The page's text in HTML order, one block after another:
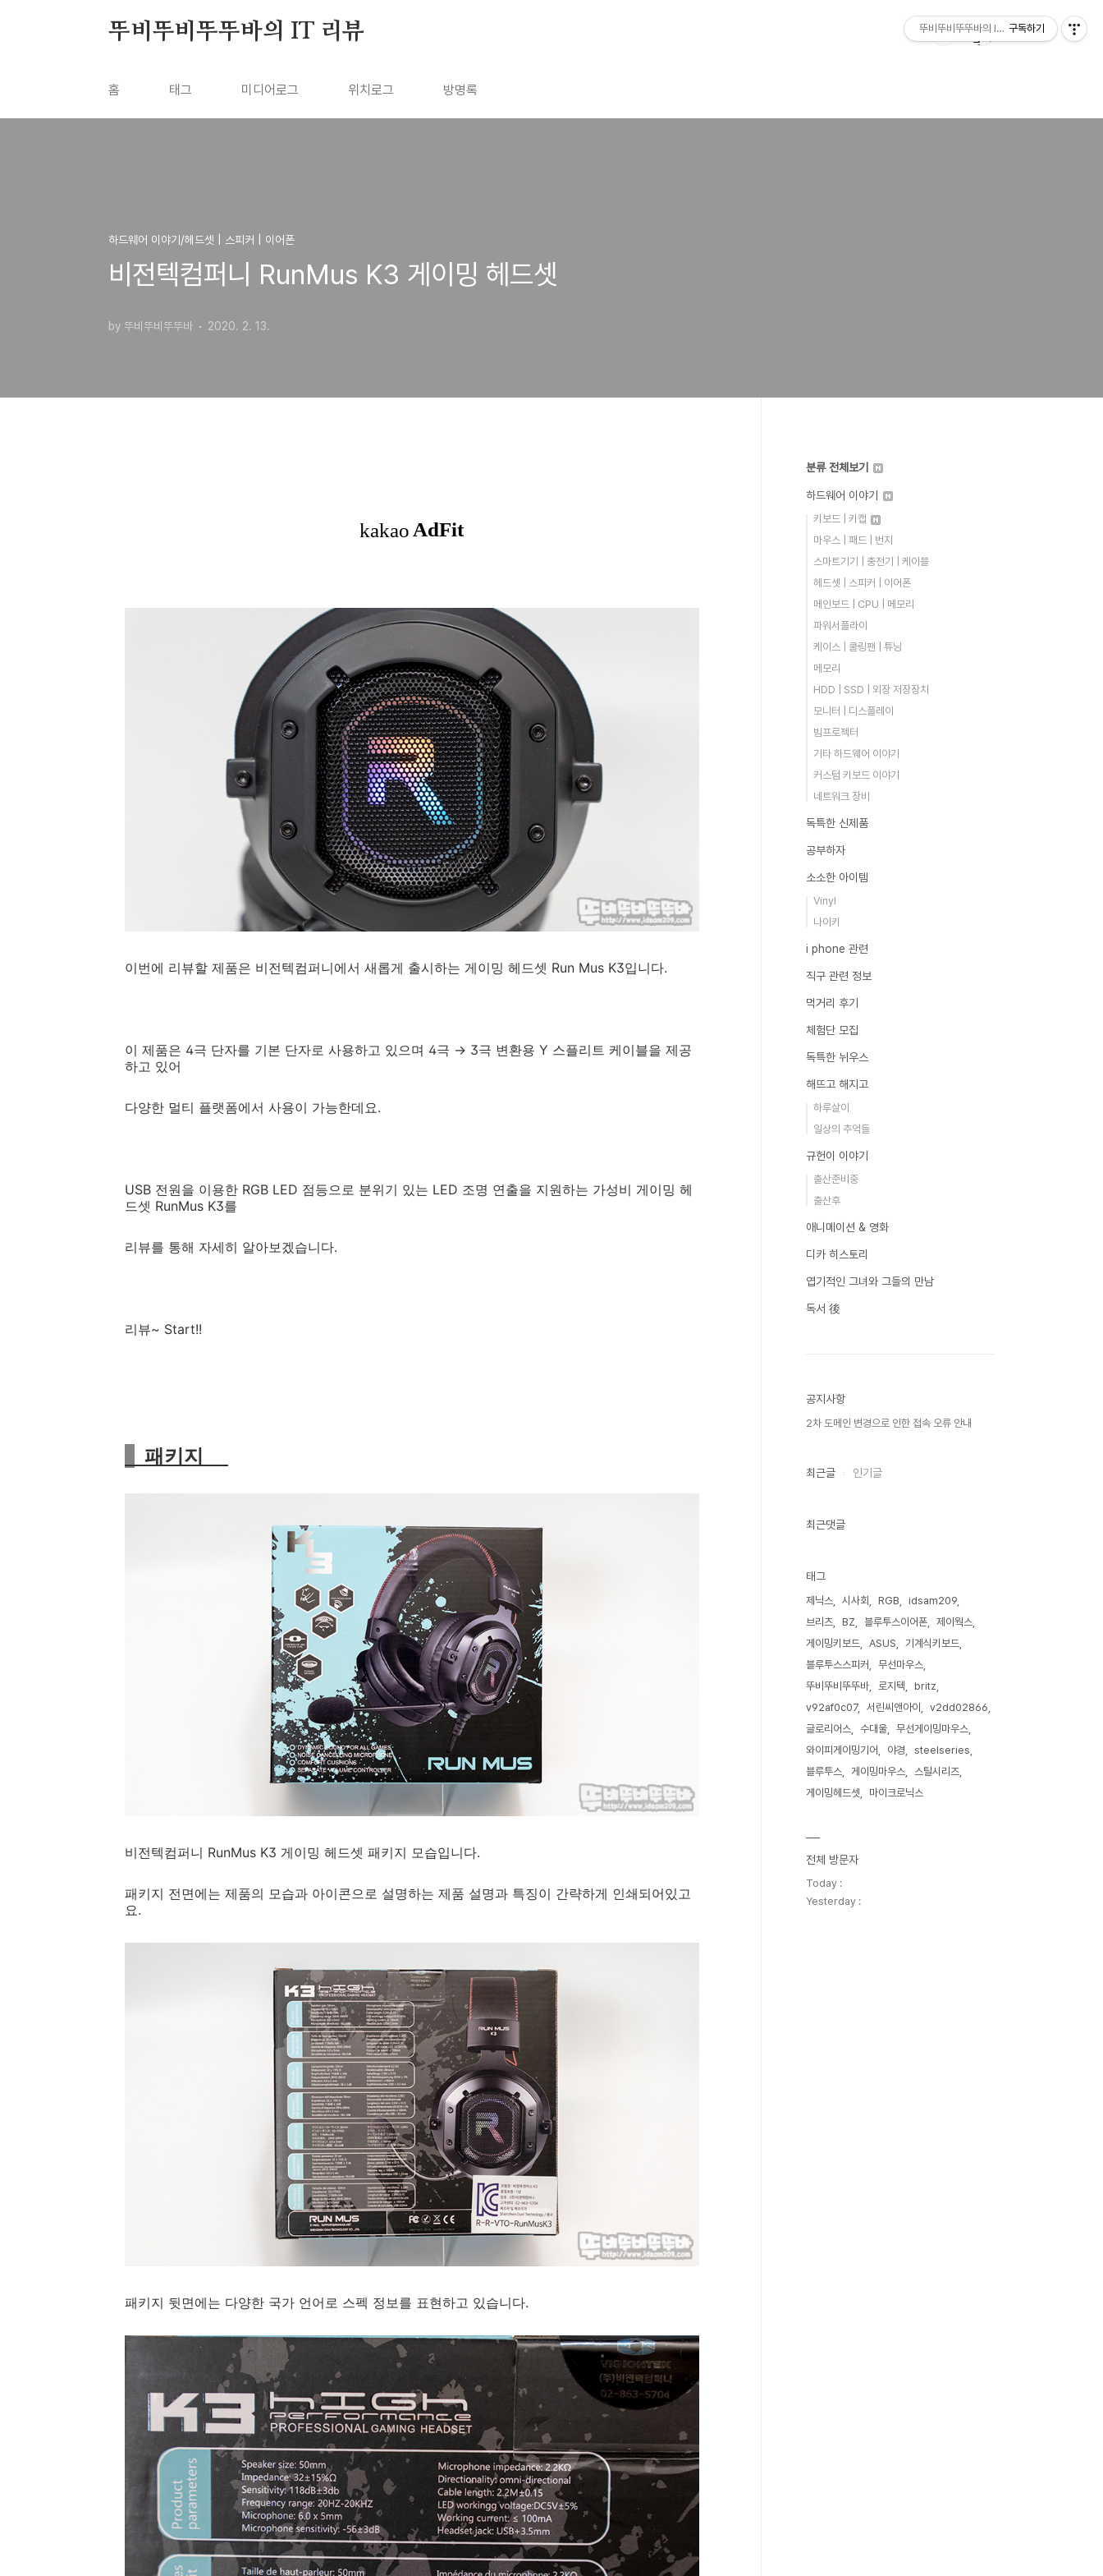
뚜비뚜비뚜뚜바의 IT 리뷰
홈 태그 미디어로그 위치로그 방명록
하드웨어 이야기/헤드셋 | 스피커 | 이어폰
비전텍컴퍼니 RunMus K3 게이밍 헤드셋
by 뚜비뚜비뚜뚜바 2020. 2. 13.
이번에 리뷰할 제품은 비전텍컴퍼니에서 새롭게 출시하는 게이밍 헤드셋 Run Mus K3입니다.
이 제품은 4극 단자를 기본 단자로 사용하고 있으며 4극 → 3극 변환용 Y 스플리트 케이블을 제공
하고 있어
다양한 멀티 플랫폼에서 사용이 가능한데요.
USB 전원을 이용한 RGB LED 점등으로 분위기 있는 LED 조명 연출을 지원하는 가성비 게이밍 헤
드셋 RunMus K3를
리뷰를 통해 자세히 알아보겠습니다.
리뷰~ Start!!
패키지
비전텍컴퍼니 RunMus K3 게이밍 헤드셋 패키지 모습입니다.
패키지 전면에는 제품의 모습과 아이콘으로 설명하는 제품 설명과 특징이 간략하게 인쇄되어있고
요.
패키지 뒷면에는 다양한 국가 언어로 스펙 정보를 표현하고 있습니다.
분류 전체보기
하드웨어 이야기
키보드 | 키캡
마우스 | 패드 | 번지
스마트기기 | 충전기 | 케이블
헤드셋 | 스피커 | 이어폰
메인보드 | CPU | 메모리
파워서플라이
케이스 | 쿨링팬 | 튜닝
메모리
HDD | SSD | 외장 저장장치
모니터 | 디스플레이
빔프로젝터
기타 하드웨어 이야기
커스텀 키보드 이야기
네트워크 장비
독특한 신제품
공부하자
소소한 아이템
Vinyl
나이키
i phone 관련
직구 관련 정보
먹거리 후기
체험단 모집
독특한 뉘우스
해뜨고 해지고
하루살이
일상의 추억들
규헌이 이야기
출산준비중
출산후
애니메이션 & 영화
디카 히스토리
엽기적인 그녀와 그들의 만남
독서 後
공지사항
2차 도메인 변경으로 인한 접속 오류 안내
최근글 인기글
최근댓글
태그
제닉스 시사회 RGB
idsam209
브리츠
BZ 블루투스이어폰
제이웍스
게이밍키보드
ASUS
기계식키보드
블루투스스피커
무선마우스
뚜비뚜비뚜뚜바
로지텍
britz
v92af0c07
서린씨앤아이
v2dd02866
글로리어스
수대울
무선게이밍마우스
와이피게이밍기어
야경
steelseries
블루투스
게이밍마우스
스틸시리즈
게이밍헤드셋
마이크로닉스
전체 방문자
Today :
Yesterday :
뚜비뚜비뚜뚜바의 IT 리뷰구독하기